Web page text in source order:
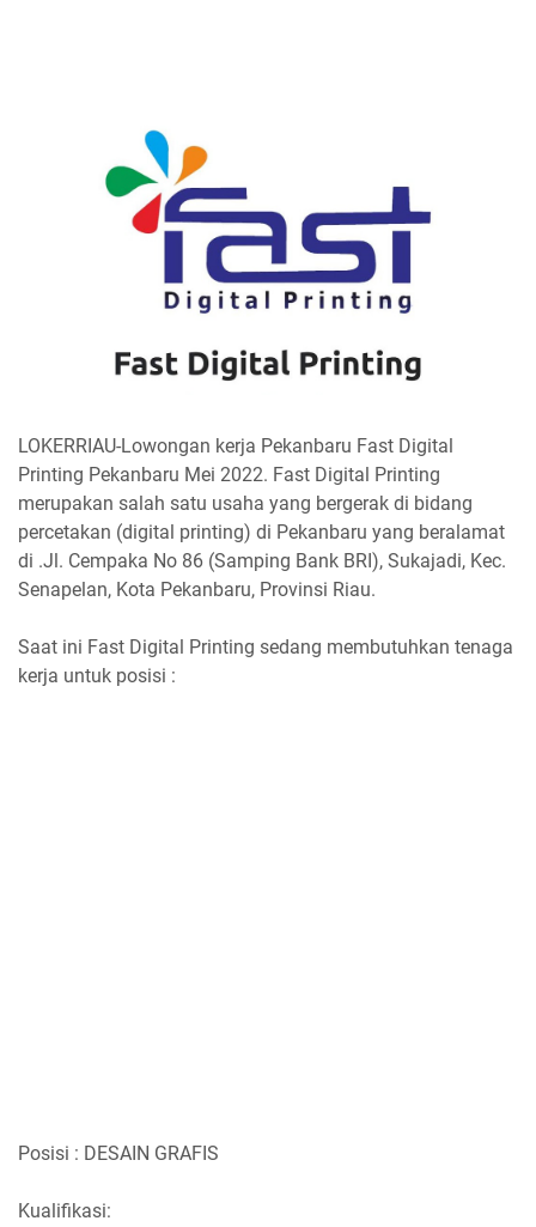
LOKERRIAU-Lowongan kerja Pekanbaru Fast Digital
Printing Pekanbaru Mei 2022. Fast Digital Printing
merupakan salah satu usaha yang bergerak di bidang
percetakan (digital printing) di Pekanbaru yang beralamat
di .Jl. Cempaka No 86 (Samping Bank BRI), Sukajadi, Kec.
Senapelan, Kota Pekanbaru, Provinsi Riau.
Saat ini Fast Digital Printing sedang membutuhkan tenaga
kerja untuk posisi :
Posisi : DESAIN GRAFIS
Kualifikasi: